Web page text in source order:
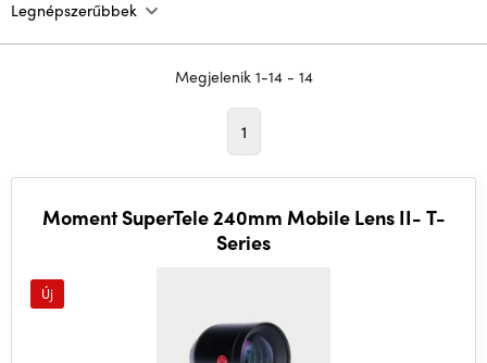
Legnépszerűbbek
Megjelenik 1-14 - 14
1
Moment SuperTele 240mm Mobile Lens II- T-
Series
Új